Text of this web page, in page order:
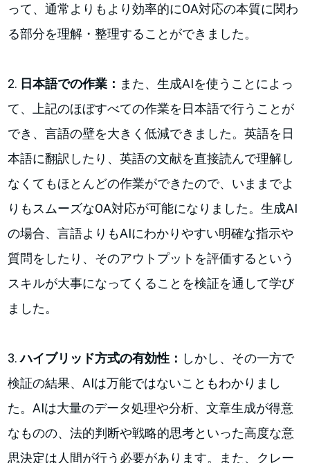
って、通常よりもより効率的にOA対応の本質に関わ
る部分を理解・整理することができました。
2. 日本語での作業： また、生成AIを使うことによっ
て、上記のほぼすべての作業を日本語で行うことが
でき、言語の壁を大きく低減できました。英語を日
本語に翻訳したり、英語の文献を直接読んで理解し
なくてもほとんどの作業ができたので、いままでよ
りもスムーズなOA対応が可能になりました。生成AI
の場合、言語よりもAIにわかりやすい明確な指示や
質問をしたり、そのアウトプットを評価するという
スキルが大事になってくることを検証を通して学び
ました。
3.ハイブリッド方式の有効性： しかし、その一方で
検証の結果、AIは万能ではないこともわかりまし
た。AIは大量のデータ処理や分析、文章生成が得意
なものの、法的判断や戦略的思考といった高度な意
思決定は人間が行う必要があります。また、クレー